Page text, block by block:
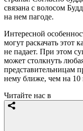
связана с волосом
на нем пагоде.
Интересной
могут раскачать этот
не падает. При этом
может столкнуть
представительницам
нему ближе, чем на 10
Читайте нас в